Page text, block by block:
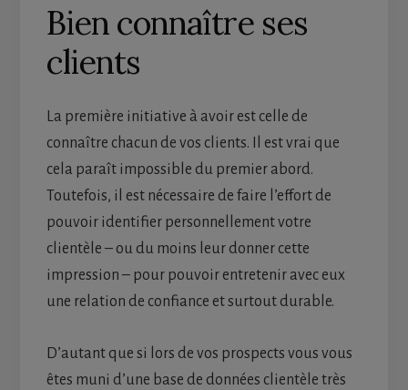
Bien connaître ses
clients
La première initiative à avoir est celle de
connaître chacun de vos clients. Il est vrai que
cela paraît impossible du premier abord.
Toutefois, il est nécessaire de faire l’effort de
pouvoir identifier personnellement votre
clientèle – ou du moins leur donner cette
impression – pour pouvoir entretenir avec eux
une relation de confiance et surtout durable.
D’autant que si lors de vos prospects vous vous
êtes muni d’une base de données clientèle très